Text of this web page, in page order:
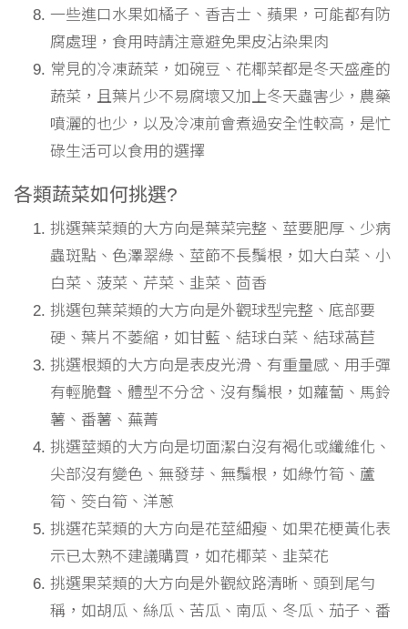
一些進口水果如橘子、香吉士、蘋果，可能都有防
腐處理，食用時請注意避免果皮沾染果肉
常見的冷凍蔬菜，如碗豆、花椰菜都是冬天盛產的
蔬菜，且葉片少不易腐壞又加上冬天蟲害少，農藥
噴灑的也少，以及冷凍前會煮過安全性較高，是忙
碌生活可以食用的選擇
各類蔬菜如何挑選?
挑選葉菜類的大方向是葉菜完整、莖要肥厚、少病
蟲斑點、色澤翠綠、莖節不長鬚根，如大白菜、小
白菜、菠菜、芹菜、韭菜、茴香
挑選包葉菜類的大方向是外觀球型完整、底部要
硬、葉片不萎縮，如甘藍、結球白菜、結球萵苣
挑選根類的大方向是表皮光滑、有重量感、用手彈
有輕脆聲、體型不分岔、沒有鬚根，如蘿蔔、馬鈴
薯、番薯、蕪菁
挑選莖類的大方向是切面潔白沒有褐化或纖維化、
尖部沒有變色、無發芽、無鬚根，如綠竹筍、蘆
筍、筊白筍、洋蔥
挑選花菜類的大方向是花莖細瘦、如果花梗黃化表
示已太熟不建議購買，如花椰菜、韭菜花
挑選果菜類的大方向是外觀紋路清晰、頭到尾勻
稱，如胡瓜、絲瓜、苦瓜、南瓜、冬瓜、茄子、番